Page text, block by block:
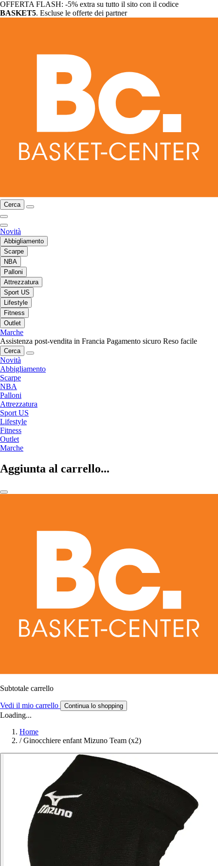
OFFERTA FLASH: -5% extra su tutto il sito con il codice
BASKET5. Escluse le offerte dei partner
Cerca
Novità
Abbigliamento
Scarpe
NBA
Palloni
Attrezzatura
Sport US
Lifestyle
Fitness
Outlet
Marche
Assistenza post-vendita in Francia Pagamento sicuro Reso facile
Cerca
Novità
Abbigliamento
Scarpe
NBA
Palloni
Attrezzatura
Sport US
Lifestyle
Fitness
Outlet
Marche
Aggiunta al carrello...
Subtotale carrello
Vedi il mio carrello Continua lo shopping
Loading...
Home
/ Ginocchiere enfant Mizuno Team (x2)